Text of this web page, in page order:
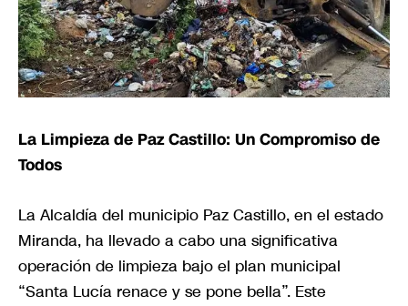
La Limpieza de Paz Castillo: Un Compromiso de
Todos
La Alcaldía del municipio Paz Castillo, en el estado
Miranda, ha llevado a cabo una significativa
operación de limpieza bajo el plan municipal
“Santa Lucía renace y se pone bella”. Este